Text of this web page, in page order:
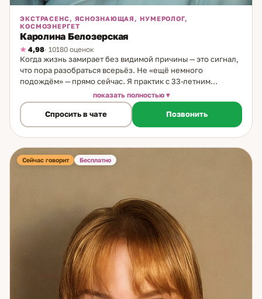
ЭКСТРАСЕНС, ЯСНОЗНАЮЩАЯ, НУМЕРОЛОГ,
КОСМОЭНЕРГЕТ
Каролина Белозерская
4,98· 10180 оценок
Когда жизнь замирает без видимой причины — это сигнал,
что пора разобраться всерьёз. Не «ещё немного
подождём» — прямо сейчас. Я практик с 33-летним
стажем. Специализируюсь на считывании состояний,
нумерологии, ясновидении и биоэнергетике. Работаю в
комплексном формате — объединяю несколько методов
для точного ответа. Что делаю на консультации: через
глубокий расклад из 6 позиций определяю миссию
человека в этой жизни и способы её реализации.
Считываю мысли и истинные намерения партнёра — не то,
миссия и предназначение; финансы и карьера; причины
одиночества. Мои клиенты уходят с ощущением
уверенности: знают, где искать опору, что делать и куда
двигаться. Если жизнь остановилась — это сигнал. Пора
разобраться.
показать полностью
Спросить в чате Позвонить
Сейчас говорит Бесплатно